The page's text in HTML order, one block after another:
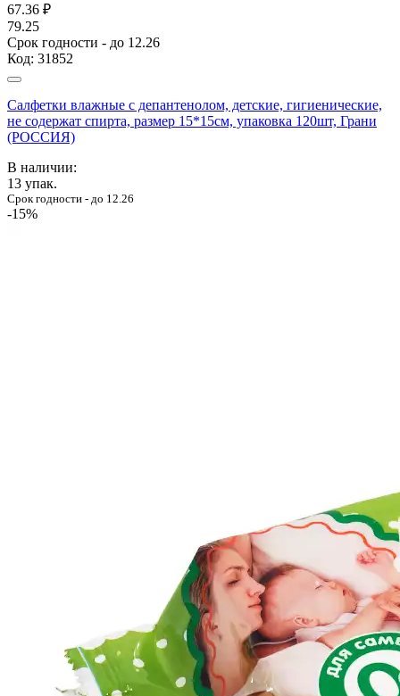
67.36 ₽
79.25
Срок годности - до 12.26
Код: 31852
Салфетки влажные с депантенолом, детские, гигиенические,
не содержат спирта, размер 15*15см, упаковка 120шт, Грани
(РОССИЯ)
В наличии:
13 упак.
Срок годности - до 12.26
-15%